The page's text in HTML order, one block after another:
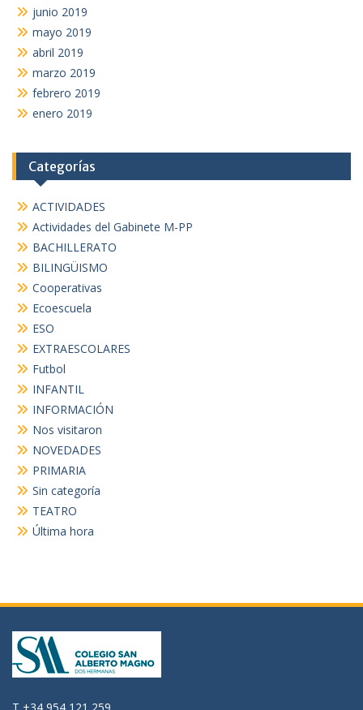
junio 2019
mayo 2019
abril 2019
marzo 2019
febrero 2019
enero 2019
Categorías
ACTIVIDADES
Actividades del Gabinete M-PP
BACHILLERATO
BILINGÜISMO
Cooperativas
Ecoescuela
ESO
EXTRAESCOLARES
Futbol
INFANTIL
INFORMACIÓN
Nos visitaron
NOVEDADES
PRIMARIA
Sin categoría
TEATRO
Última hora